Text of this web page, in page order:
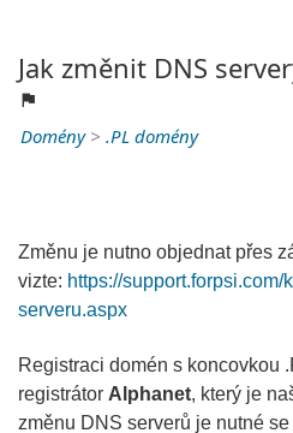
Jak změnit DNS
Domény> .PL domény
Změnu je nutno objednat přes
vizte: https://
serveru.aspx
Registraci domén s koncovkou
registrátor Alphanet, který je
změnu DNS serverů je nutné